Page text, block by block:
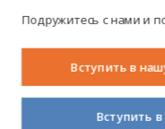
из
Подружитесь с нами и
Вступить в
Вступить